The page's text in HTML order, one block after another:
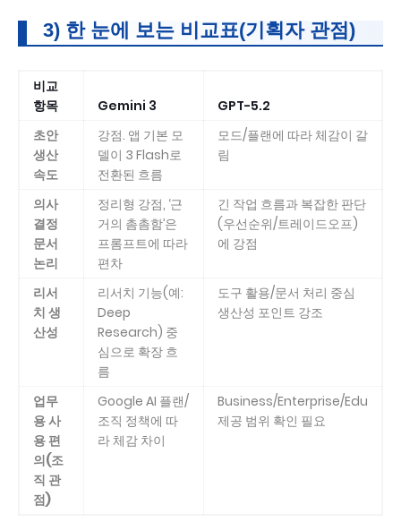
3) 한 눈에 보는 비교표(기획자 관점)
비교
항목
Gemini 3
GPT-5.2
초안
생산
속도
강점. 앱 기본 모
델이 3 Flash로
전환된 흐름
모드/플랜에 따라 체감이 갈
림
의사
결정
문서
논리
정리형 강점, ‘근
거의 촘촘함’은
프롬프트에 따라
편차
긴 작업 흐름과 복잡한 판단
(우선순위/트레이드오프)
에 강점
리서
치 생
산성
리서치 기능(예:
Deep
Research) 중
심으로 확장 흐
름
도구 활용/문서 처리 중심
생산성 포인트 강조
업무
용 사
용 편
의(조
직 관
점)
Google AI 플랜/
조직 정책에 따
라 체감 차이
Business/Enterprise/Edu
제공 범위 확인 필요